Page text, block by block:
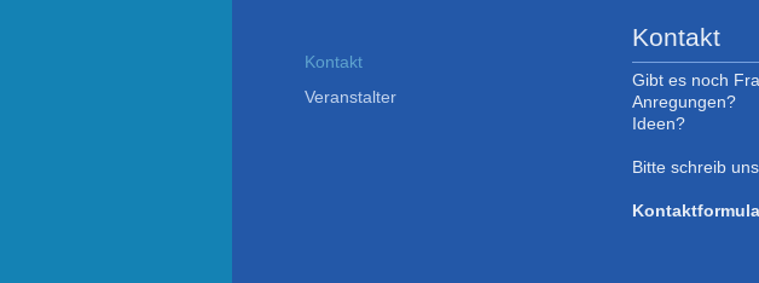
Kontakt
Gibt es noch
Anregungen?
Ideen?
Bitte schreib uns.
Kontakt
Veranstalter